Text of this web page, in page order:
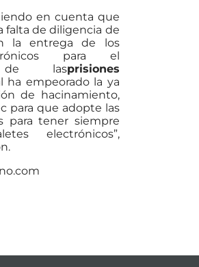
en cuenta que
falta de diligencia de
la entrega de los
para el
de lasprisiones
ha empeorado la ya
de hacinamiento,
para que adopte las
para tener siempre
electrónicos”,